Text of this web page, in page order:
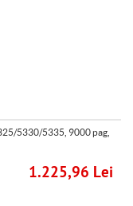
5330/5335, 9000 pag,
1.225,96 Lei